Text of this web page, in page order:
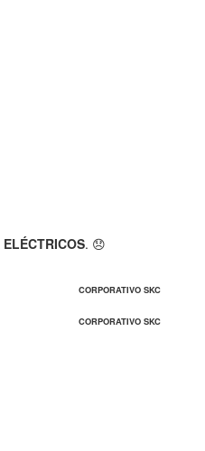
ELÉCTRICOS. 😞
CORPORATIVO SKC
CORPORATIVO SKC